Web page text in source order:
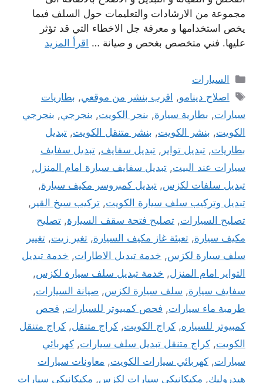
مجموعة من الارشادات والتعليمات حول السلف فيما
يخص استخدامها و معرفة جل الاخطاء التي قد تؤثر
عليها. فني متخصص بغحص و صيانة … اقرأ المزيد
التصنيفات
السيارات
الوسوم
اصلاح دينامو, اقرب بنشر من موقعي, بطاريات
سيارات, بطارية سيارة, بنجر الكويت, بنجرجي, بنجرجي
الكويت, بنشر الكويت, بنشر متنقل الكويت, تبديل
بطاريات, تبديل تواير , تبديل سفايف, تبديل سفايف
سيارات عند البيت, تبديل سفايف سيارة امام المنزل,
تبديل سلفات لكزس, تبديل كمبروسر مكيف سيارة,
تبديل وتركيب سلف سيارة الكويت, تركيب سيخ القير ,
تصليح السيارات, تصليح فتحة سقف السيارة, تصليح
مكيف سيارة, تعبئة غاز مكيف السيارة, تغير زيت, تغيير
سلف سيارة لكزس, خدمة تبديل الاطارات, خدمة تبديل
التواير امام المنزل, خدمة تبديل سلف سيارة لكزس,
سفايف سيارة, سلف سيارة لكزس, صيانة السيارات,
طرمبة ماء سيارات, فحص كمبيوتر للسيارات, فحص
كمبيوتر للسياره, كراج الكويت, كراج متنقل, كراج متنقل
الكويت, كراج متنقل تبديل سلف سيارات, كهربائي
سيارات, كهربائي سيارات الكويت, معاونات سيارات
هيدروليك, مكيكانيكي سيارات لكزس, مكيكانيكي سيارات